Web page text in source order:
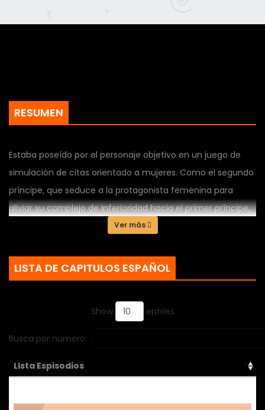
RESUMEN
Estaba poseído por el personaje objetivo en un juego de
simulación de citas orientado a mujeres. Como el segundo
príncipe, que seduce a la protagonista femenina para
aliviar su complejo de inferioridad hacia el primer príncipe,
Edward. No quiero que Edward me desviva. No quiero
que me odien. “Él es la persona que te gusta. "No tengo
sentimientos". "bueno. Será mejor que no te guste. "Porque
Ver más
LISTA DE CAPITULOS ESPAÑOL
Show entries
Busca por numero:
LIsta Espisodios